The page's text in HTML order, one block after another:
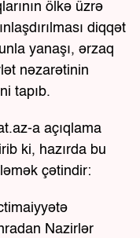
ölkə üzrə
diqqət
yanaşı, ərzaq
nəzarətinin
tapıb.
a açıqlama
ki, hazırda bu
çətindir:
Nazirlər